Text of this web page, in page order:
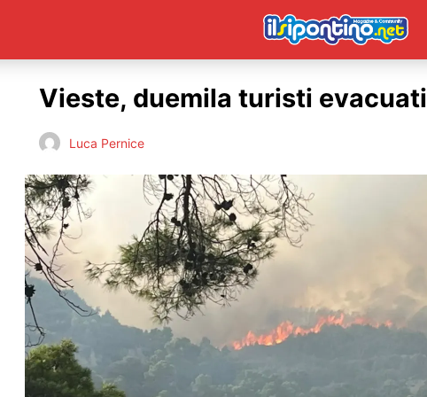
Vieste, duemila turisti evacuati
Luca Pernice